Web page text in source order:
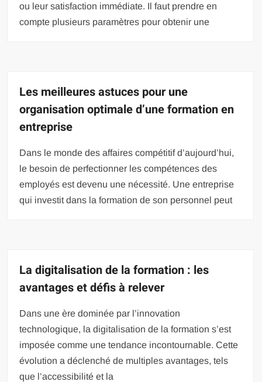
ou leur satisfaction immédiate. Il faut prendre en
compte plusieurs paramètres pour obtenir une
Les meilleures astuces pour une
organisation optimale d’une formation en
entreprise
Dans le monde des affaires compétitif d’aujourd’hui,
le besoin de perfectionner les compétences des
employés est devenu une nécessité. Une entreprise
qui investit dans la formation de son personnel peut
La digitalisation de la formation : les
avantages et défis à relever
Dans une ère dominée par l’innovation
technologique, la digitalisation de la formation s’est
imposée comme une tendance incontournable. Cette
évolution a déclenché de multiples avantages, tels
que l’accessibilité et la